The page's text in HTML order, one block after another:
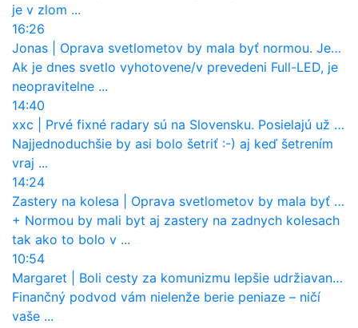
je v zlom ...
16:26
Jonas
Oprava svetlometov by mala byť normou. Jeden nový dnes stojí priemerne 1251 eur!
Ak je dnes svetlo vyhotovene/v prevedeni Full-LED, je
neopravitelne ...
14:40
xxc
Prvé fixné radary sú na Slovensku. Posielajú už pokuty? Ukáže ich Waze?
Najjednoduchšie by asi bolo šetriť :-) aj keď šetrením
vraj ...
14:24
Zastery na kolesa
Oprava svetlometov by mala byť normou. Jeden nový dnes stojí priemerne 1251 eur!
+ Normou by mali byt aj zastery na zadnych kolesach
tak ako to bolo v ...
10:54
Margaret
Boli cesty za komunizmu lepšie udržiavané ako dnes?
Finančný podvod vám nielenže berie peniaze – ničí
vaše ...